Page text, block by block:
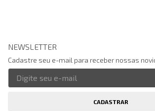
NEWSLETTER
Cadastre seu e-mail para receber nossas
CADASTRAR